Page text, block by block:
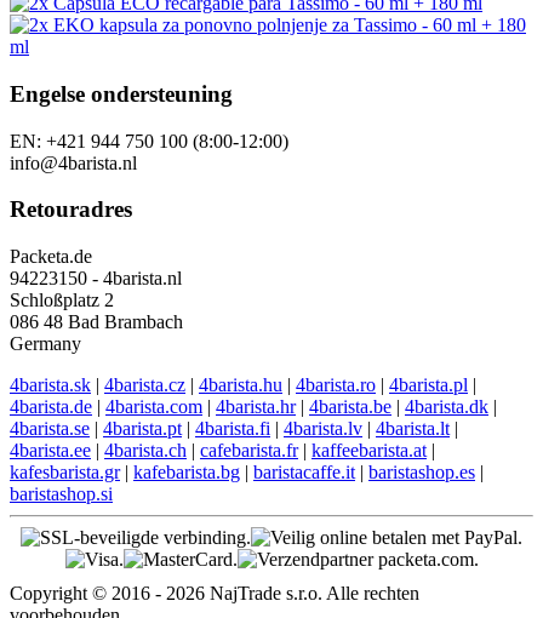
Engelse ondersteuning
EN: +421 944 750 100 (8:00-12:00)
info@4barista.nl
Retouradres
Packeta.de
94223150 - 4barista.nl
Schloßplatz 2
086 48 Bad Brambach
Germany
4barista.sk | 4barista.cz | 4barista.hu | 4barista.ro | 4barista.pl |
4barista.de | 4barista.com | 4barista.hr| 4barista.be | 4barista.dk |
4barista.se | 4barista.pt | 4barista.fi | 4barista.lv | 4barista.lt |
4barista.ee | 4barista.ch | cafebarista.fr| kaffeebarista.at |
kafesbarista.gr| kafebarista.bg | baristacaffe.it | baristashop.es |
baristashop.si
Copyright © 2016 - 2026 NajTrade s.r.o. Alle rechten